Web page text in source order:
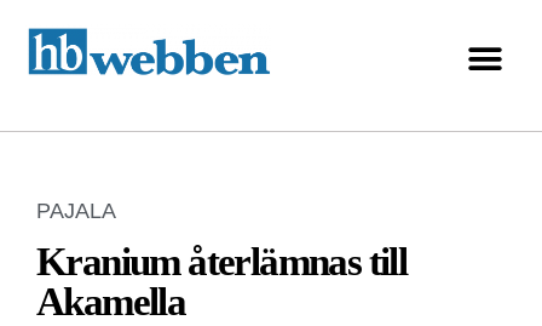
PAJALA
Kranium återlämnas till
Akamella